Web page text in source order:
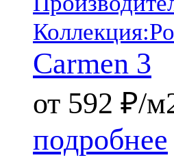
Коллекция:
Carmen 3
от 592 ₽/
подробнее